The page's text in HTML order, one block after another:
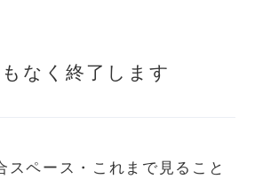
なく終了します
スペース・これまで見ること